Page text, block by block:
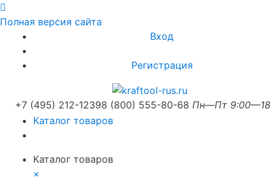
Полная версия сайта
Вход
Регистрация
+7 (495) 212-12398 (800) 555-80-68 Пн—Пт
Каталог товаров
Каталог товаров
×